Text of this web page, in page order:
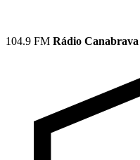
104.9 FM Rádio Canabrava